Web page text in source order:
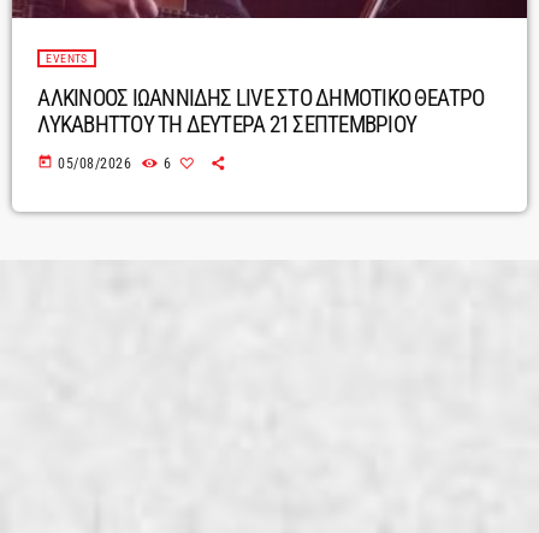
EVENTS
ΑΛΚΙΝΟΟΣ ΙΩΑΝΝΙΔΗΣ LIVE ΣΤΟ ΔΗΜΟΤΙΚΟ ΘΕΑΤΡΟ
ΛΥΚΑΒΗΤΤΟΥ ΤΗ ΔΕΥΤΕΡΑ 21 ΣΕΠΤΕΜΒΡΙΟΥ
today 05/08/2026 6